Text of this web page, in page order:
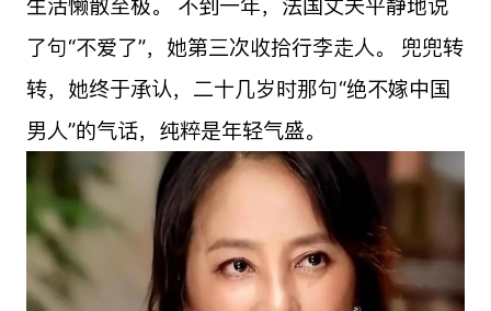
了句“不爱了”，她第三次收拾行李走人。 兜兜转
转，她终于承认，二十几岁时那句“绝不嫁中国
男人”的气话，纯粹是年轻气盛。